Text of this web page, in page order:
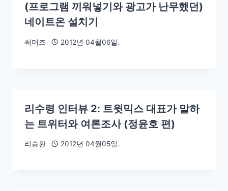
(프로그램 끼워넣기와 광고가 난무했던)
네이트온 설치기
써머즈 2012년 04월06일.
리수령 인터뷰 2: 트윗믹스 대표가 말하
는 트위터와 여론조사 (정윤호 편)
리승환 2012년 04월05일.